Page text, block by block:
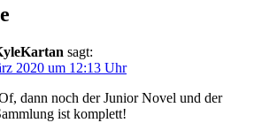
sagt:
2020 um 12:13 Uhr
dann noch der Junior Novel und der
ist komplett!